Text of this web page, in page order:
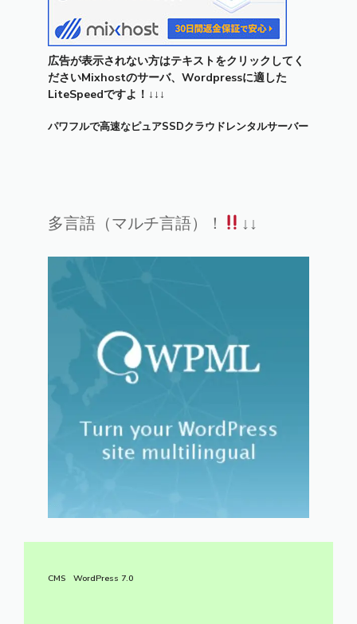
広告が表示されない方はテキストをクリックしてく
ださいMixhostのサーバ、Wordpressに適した
LiteSpeedですよ！↓↓↓
パワフルで高速なピュアSSDクラウドレンタルサーバー
多言語（マルチ言語）！ ↓↓
CMS WordPress 7.0